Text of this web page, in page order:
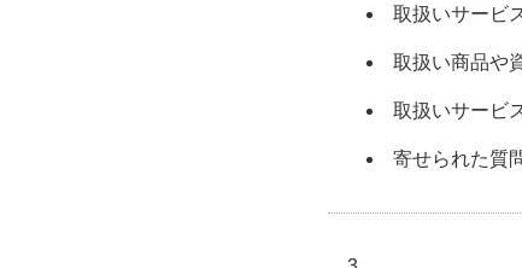
取扱いサービ
取扱い商品や
取扱いサービ
寄せられた質